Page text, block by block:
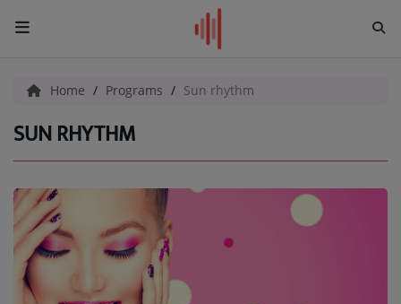
HOME
ADD YOUR PAGE
CHAT
Radio
NEWS
SHOWS
Home Programs Sun rhythm
SUN RHYTHM